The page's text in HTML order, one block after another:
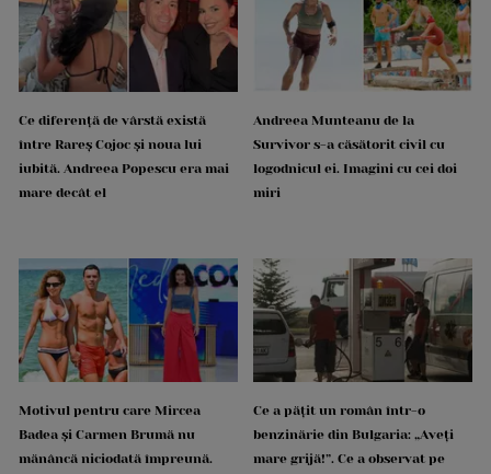
Ce diferență de vârstă există
între Rareș Cojoc și noua lui
iubită. Andreea Popescu era mai
mare decât el
Andreea Munteanu de la
Survivor s-a căsătorit civil cu
logodnicul ei. Imagini cu cei doi
miri
Motivul pentru care Mircea
Badea și Carmen Brumă nu
mănâncă niciodată împreună.
Ce a pățit un român într-o
benzinărie din Bulgaria: „Aveți
mare grijă!”. Ce a observat pe